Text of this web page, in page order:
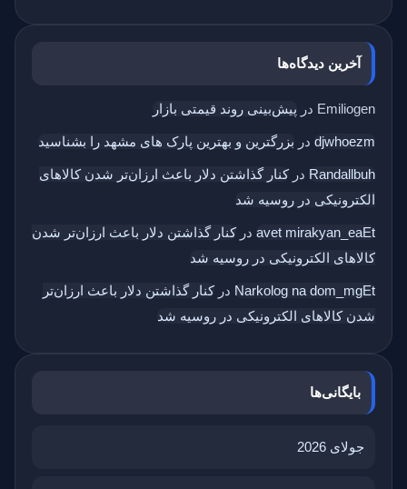
آخرین دیدگاه‌ها
Emiliogen در پیش‌بینی روند قیمتی بازار
djwhoezm در بزرگترین و بهترین پارک های مشهد را بشناسید
Randallbuh درکنار گذاشتن دلار باعث ارزان‌تر شدن کالاهای
الکترونیکی در روسیه شد
avet mirakyan_eaEt درکنار گذاشتن دلار باعث ارزان‌تر شدن
کالاهای الکترونیکی در روسیه شد
Narkolog na dom_mgEt درکنار گذاشتن دلار باعث ارزان‌تر
شدن کالاهای الکترونیکی در روسیه شد
بایگانی‌ها
جولای 2026